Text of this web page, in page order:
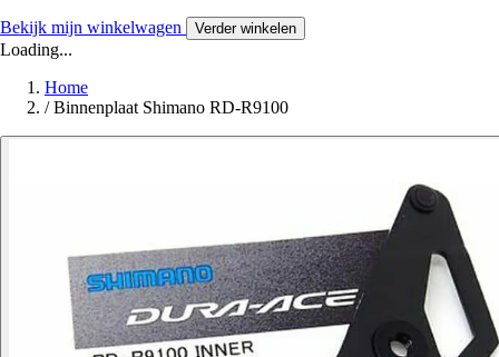
Bekijk mijn winkelwagen Verder winkelen
Loading...
Home
/ Binnenplaat Shimano RD-R9100